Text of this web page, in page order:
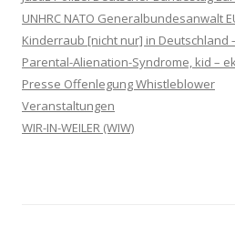
UNHRC NATO Generalbundesanwalt
Kinderraub [nicht nur] in Deutschland
Parental-Alienation-Syndrome, kid –
Presse Offenlegung Whistleblower
Veranstaltungen
WIR-IN-WEILER (WIW)